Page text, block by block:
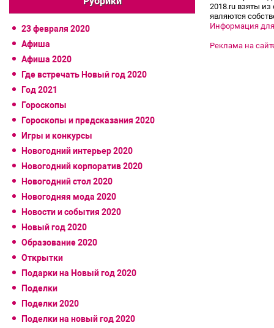
23 февраля 2020
Афиша
Афиша 2020
Где встречать Новый год 2020
Год 2021
Гороскопы
Гороскопы и предсказания 2020
Игры и конкурсы
Новогодний интерьер 2020
Новогодний корпоратив 2020
Новогодний стол 2020
Новогодняя мода 2020
Новости и события 2020
Новый год 2020
Образование 2020
Открытки
Подарки на Новый год 2020
Поделки
Поделки 2020
Поделки на новый год 2020
2018.ru взяты
являются
Информация
Реклама на